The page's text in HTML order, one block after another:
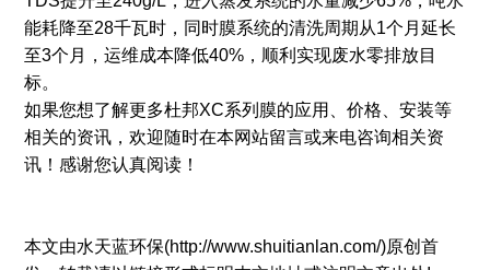
能耗降至28千瓦时，同时膜系统的清洗周期从1个月延长
至3个月，运维成本降低40%，顺利实现废水零排放目
标。
如果您想了解更多杜邦XC系列膜的应用、价格、安装等
相关的资讯，欢迎随时在本网站留言或来电咨询相关资
讯！感谢您认真阅读！
本文由水天蓝环保(http://www.shuitianlan.com/)原创首